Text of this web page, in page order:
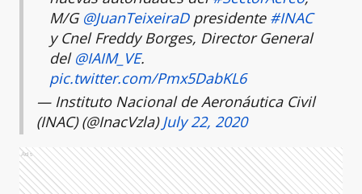
M/G @JuanTeixeiraDpresidente #INAC
y Cnel Freddy Borges, Director General
del @IAIM_VE.
pic.twitter.com/Pmx5DabKL6
— Instituto Nacional de Aeronáutica Civil
(INAC) (@InacVzla) July 22, 2020
Ads